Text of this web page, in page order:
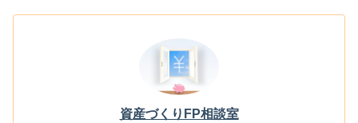
資産づくりFP相談室